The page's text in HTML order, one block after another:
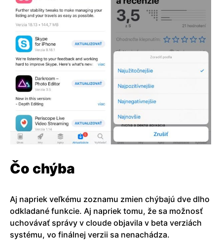
Čo chýba
Aj napriek veľkému zoznamu zmien chýbajú dve dlho
odkladané funkcie. Aj napriek tomu, že sa možnosť
uchovávať správy v cloude objavila v beta verziách
systému, vo finálnej verzii sa nenachádza.